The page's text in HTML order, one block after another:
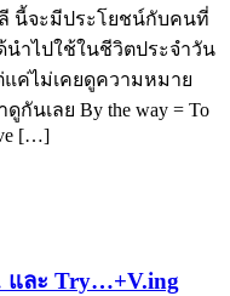
นี้จะมีประโยชน์กับคนที่
ำไปใช้ในชีวิตประจำวัน
ค่ไม่เคยดูความหมาย
กันเลย By the way = To
[…]
และ Try…+V.ing